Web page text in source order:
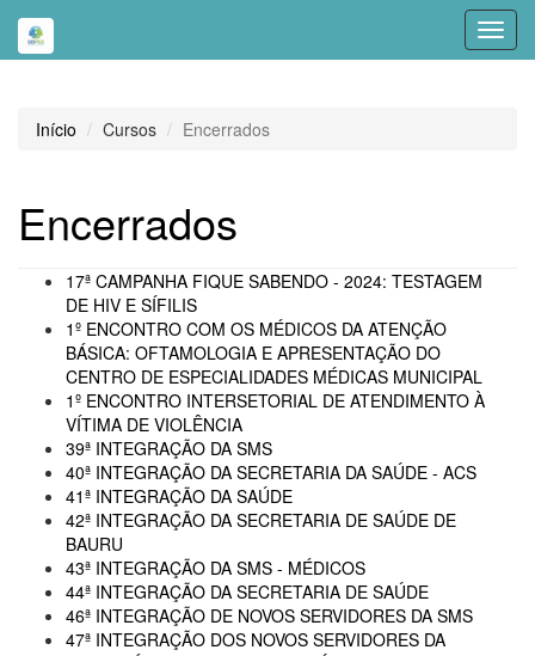
Início Cursos Encerrados
Encerrados
17ª CAMPANHA FIQUE SABENDO - 2024: TESTAGEM
DE HIV E SÍFILIS
1º ENCONTRO COM OS MÉDICOS DA ATENÇÃO
BÁSICA: OFTAMOLOGIA E APRESENTAÇÃO DO
CENTRO DE ESPECIALIDADES MÉDICAS MUNICIPAL
1º ENCONTRO INTERSETORIAL DE ATENDIMENTO À
VÍTIMA DE VIOLÊNCIA
39ª INTEGRAÇÃO DA SMS
40ª INTEGRAÇÃO DA SECRETARIA DA SAÚDE - ACS
41ª INTEGRAÇÃO DA SAÚDE
42ª INTEGRAÇÃO DA SECRETARIA DE SAÚDE DE
BAURU
43ª INTEGRAÇÃO DA SMS - MÉDICOS
44ª INTEGRAÇÃO DA SECRETARIA DE SAÚDE
46ª INTEGRAÇÃO DE NOVOS SERVIDORES DA SMS
47ª INTEGRAÇÃO DOS NOVOS SERVIDORES DA